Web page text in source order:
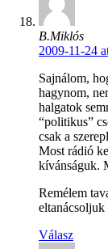
B.Miklós
2009-11-24
Sajnálom,
hagynom,
halgatok
“politikus”
csak a
Most rádió
kívánságuk.
Remélem
Válasz